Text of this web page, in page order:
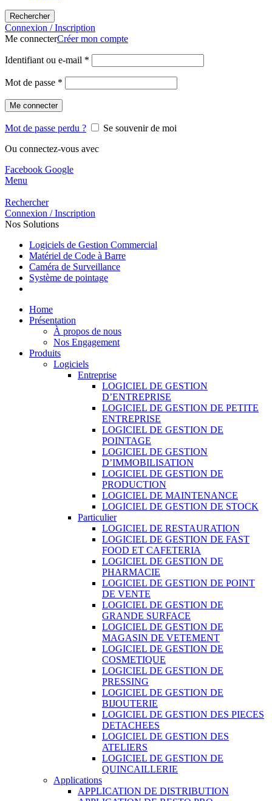
Rechercher
Connexion / Inscription
Me connecterCréer mon compte
Identifiant ou e-mail *
Mot de passe *
Me connecter
Mot de passe perdu ?
Se souvenir de moi
Ou connectez-vous avec
Facebook Google
Menu
Rechercher
Connexion / Inscription
Nos Solutions
Logiciels de Gestion Commercial
Matériel de Code à Barre
Caméra de Surveillance
Système de pointage
Home
Présentation
À propos de nous
Nos Engagement
Produits
Logiciels
Entreprise
LOGICIEL DE GESTION
D’ENTREPRISE
LOGICIEL DE GESTION DE PETITE
ENTREPRISE
LOGICIEL DE GESTION DE
POINTAGE
LOGICIEL DE GESTION
D’IMMOBILISATION
LOGICIEL DE GESTION DE
PRODUCTION
LOGICIEL DE MAINTENANCE
LOGICIEL DE GESTION DE STOCK
Particulier
LOGICIEL DE RESTAURATION
LOGICIEL DE GESTION DE FAST
FOOD ET CAFETERIA
LOGICIEL DE GESTION DE
PHARMACIE
LOGICIEL DE GESTION DE POINT
DE VENTE
LOGICIEL DE GESTION DE
GRANDE SURFACE
LOGICIEL DE GESTION DE
MAGASIN DE VETEMENT
LOGICIEL DE GESTION DE
COSMETIQUE
LOGICIEL DE GESTION DE
PRESSING
LOGICIEL DE GESTION DE
BIJOUTERIE
LOGICIEL DE GESTION DES PIECES
DETACHEES
LOGICIEL DE GESTION DES
ATELIERS
LOGICIEL DE GESTION DE
QUINCAILLERIE
Applications
APPLICATION DE DISTRIBUTION